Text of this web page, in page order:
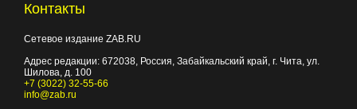
Контакты
Сетевое издание ZAB.RU
Адрес редакции: 672038, Россия, Забайкальский край, г. Чита, ул.
Шилова, д. 100
+7 (3022) 32-55-66
info@zab.ru